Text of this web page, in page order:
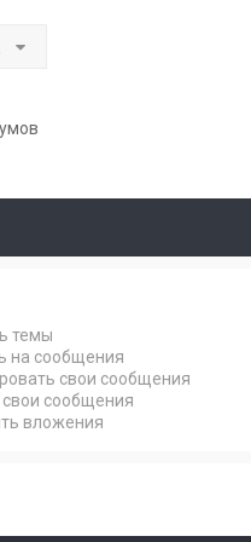
темы
на сообщения
свои сообщения
сообщения
вложения